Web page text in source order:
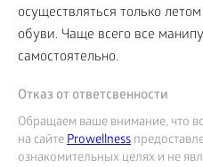
осуществляться только
обуви. Чаще всего все
самостоятельно.
Отказ от ответсвенности
Обращаем ваше внимание, что
на сайтеProwellness
ознакомительных целях и не